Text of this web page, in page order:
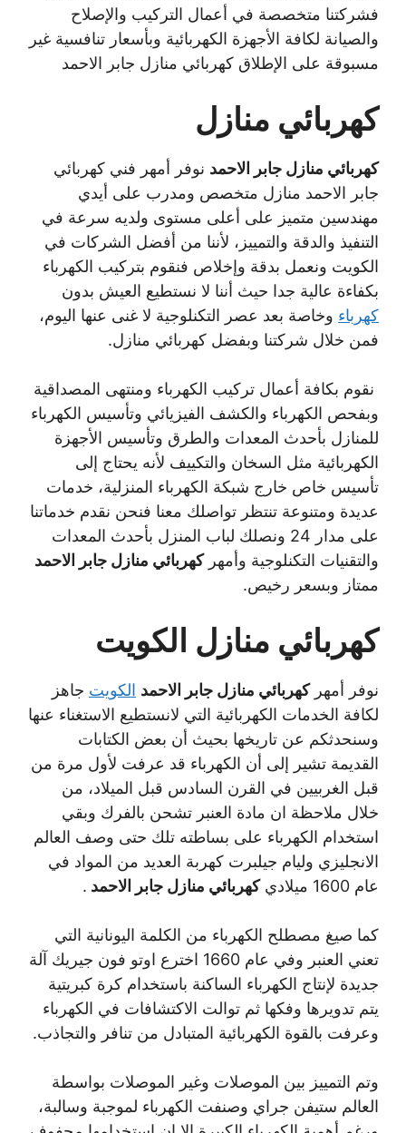
فشركتنا متخصصة في أعمال التركيب والإصلاح
والصيانة لكافة الأجهزة الكهربائية وبأسعار تنافسية غير
مسبوقة على الإطلاق كهربائي منازل جابر الاحمد
كهربائي منازل
كهربائي منازل جابر الاحمد نوفر أمهر فني كهربائي
جابر الاحمد منازل متخصص ومدرب على أيدي
مهندسين متميز على أعلى مستوى ولديه سرعة في
التنفيذ والدقة والتمييز، لأننا من أفضل الشركات في
الكويت ونعمل بدقة وإخلاص فنقوم بتركيب الكهرباء
بكفاءة عالية جدا حيث أننا لا نستطيع العيش بدون
كهرباء وخاصة بعد عصر التكنلوجية لا غنى عنها اليوم،
فمن خلال شركتنا وبفضل كهربائي منازل.
نقوم بكافة أعمال تركيب الكهرباء ومنتهى المصداقية
وبفحص الكهرباء والكشف الفيزيائي وتأسيس الكهرباء
للمنازل بأحدث المعدات والطرق وتأسيس الأجهزة
الكهربائية مثل السخان والتكييف لأنه يحتاج إلى
تأسيس خاص خارج شبكة الكهرباء المنزلية، خدمات
عديدة ومتنوعة تنتظر تواصلك معنا فنحن نقدم خدماتنا
على مدار 24 ونصلك لباب المنزل بأحدث المعدات
والتقنيات التكنلوجية وأمهركهربائي منازل جابر الاحمد
ممتاز وبسعر رخيص.
كهربائي منازل الكويت
نوفر أمهركهربائي منازل جابر الاحمد الكويت جاهز
لكافة الخدمات الكهربائية التي لانستطيع الاستغناء عنها
وسنحدثكم عن تاريخها بحيث أن بعض الكتابات
القديمة تشير إلى أن الكهرباء قد عرفت لأول مرة من
قبل الغربيين في القرن السادس قبل الميلاد، من
خلال ملاحظة ان مادة العنبر تشحن بالفرك وبقي
استخدام الكهرباء على بساطته تلك حتى وصف العالم
الانجليزي وليام جيلبرت كهربة العديد من المواد في
عام 1600 ميلادي
كهربائي منازل جابر الاحمد .
كما صيغ مصطلح الكهرباء من الكلمة اليونانية التي
تعني العنبر وفي عام 1660 اخترع اوتو فون جيريك آلة
جديدة لإنتاج الكهرباء الساكنة باستخدام كرة كبريتية
يتم تدويرها وفكها ثم توالت الاكتشافات في الكهرباء
وعرفت بالقوة الكهربائية المتبادل من تنافر والتجاذب.
وتم التمييز بين الموصلات وغير الموصلات بواسطة
العالم ستيفن جراي وصنفت الكهرباء لموجبة وسالبة،